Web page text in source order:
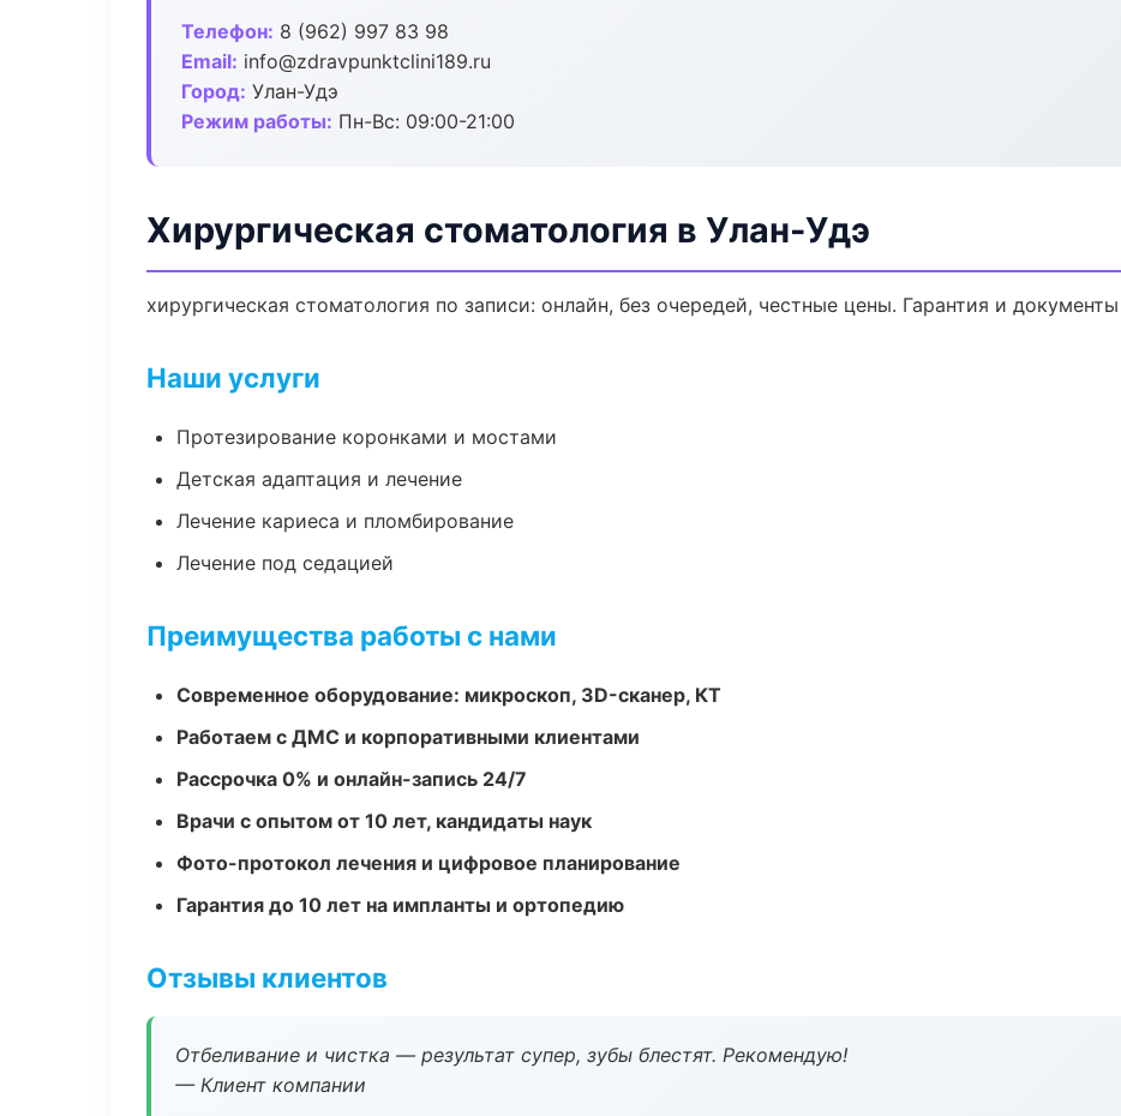
Телефон: 8 (962) 997 83 98
Email: info@zdravpunktclini189.ru
Город: Улан-Удэ
Режим работы: Пн-Вс: 09:00-21:00
Хирургическая стоматология в Улан-Удэ
хирургическая стоматология по записи: онлайн, без очередей, честные цены. Гарантия и
Наши услуги
Протезирование коронками и мостами
Детская адаптация и лечение
Лечение кариеса и пломбирование
Лечение под седацией
Преимущества работы с нами
Современное оборудование: микроскоп, 3D-сканер, КТ
Работаем с ДМС и корпоративными клиентами
Рассрочка 0% и онлайн-запись 24/7
Врачи с опытом от 10 лет, кандидаты наук
Фото-протокол лечения и цифровое планирование
Гарантия до 10 лет на импланты и ортопедию
Отзывы клиентов
Отбеливание и чистка — результат супер, зубы блестят. Рекомендую!
— Клиент компании